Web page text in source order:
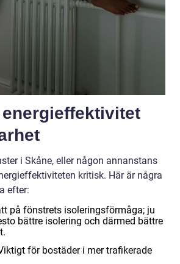
i Skåne, eller någon annanstans
kritisk. Här är några
efter:
på fönstrets isoleringsförmåga; ju
bättre isolering och därmed bättre
för bostäder i mer trafikerade